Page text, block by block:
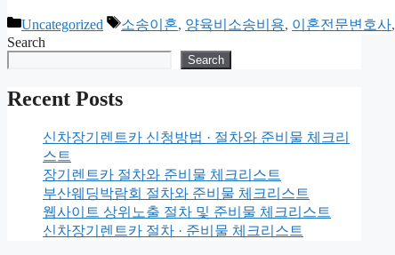
Categories
Uncategorized Tags
소송이혼, 양육비소송비용, 이혼전문변호사,
Search
Search
Recent Posts
신차장기렌트카 신청방법 · 절차와 준비물 체크리
스트
장기렌트카 절차와 준비물 체크리스트
부산웨딩박람회 절차와 준비물 체크리스트
웹사이트 상위노출 절차 및 준비물 체크리스트
신차장기렌트카 절차 · 준비물 체크리스트